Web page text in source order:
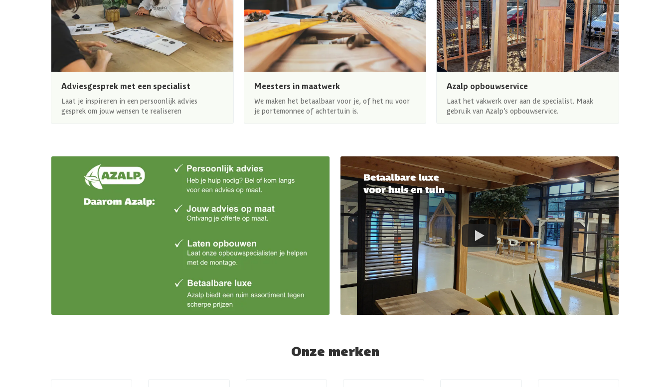
Adviesgesprek met een specialist
Laat je inspireren in een persoonlijk advies
gesprek om jouw wensen te realiseren
Meesters in maatwerk
We maken het betaalbaar voor je, of het nu voor
je portemonnee of achtertuin is.
Azalp opbouwservice
Laat het vakwerk over aan de specialist. Maak
gebruik van Azalp’s opbouwservice.
Onze merken